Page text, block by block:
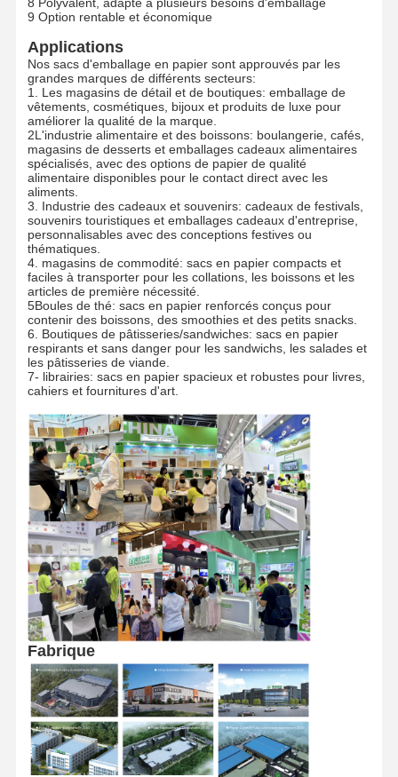
Visite De
L'usine
Contrôle De
La Qualité
Nous
Contacter
Les Affaires
Demandez
Un Devis
Sac en papier recyclable
Sacs en papier à poignée tordue
Sacs de livraison de nourriture en papier
sacs en papier de SOS
Sacs de commerce électronique
Sac en papier à poignée plate
Sacs en papier faits à la main
Produits jetables destinés à la restauration
Des sacs en papier à pincer
Petit pain de papier thermosensible
Sacs non tissés
9 Option rentable et économique
Applications
Nos sacs d'emballage en papier sont approuvés par les
grandes marques de différents secteurs:
1. Les magasins de détail et de boutiques: emballage de
vêtements, cosmétiques, bijoux et produits de luxe pour
améliorer la qualité de la marque.
2L'industrie alimentaire et des boissons: boulangerie, cafés,
magasins de desserts et emballages cadeaux alimentaires
spécialisés, avec des options de papier de qualité
alimentaire disponibles pour le contact direct avec les
aliments.
3. Industrie des cadeaux et souvenirs: cadeaux de festivals,
souvenirs touristiques et emballages cadeaux d'entreprise,
personnalisables avec des conceptions festives ou
thématiques.
4. magasins de commodité: sacs en papier compacts et
faciles à transporter pour les collations, les boissons et les
articles de première nécessité.
5Boules de thé: sacs en papier renforcés conçus pour
contenir des boissons, des smoothies et des petits snacks.
6. Boutiques de pâtisseries/sandwiches: sacs en papier
respirants et sans danger pour les sandwichs, les salades et
les pâtisseries de viande.
7- librairies: sacs en papier spacieux et robustes pour livres,
cahiers et fournitures d'art.
Fabrique